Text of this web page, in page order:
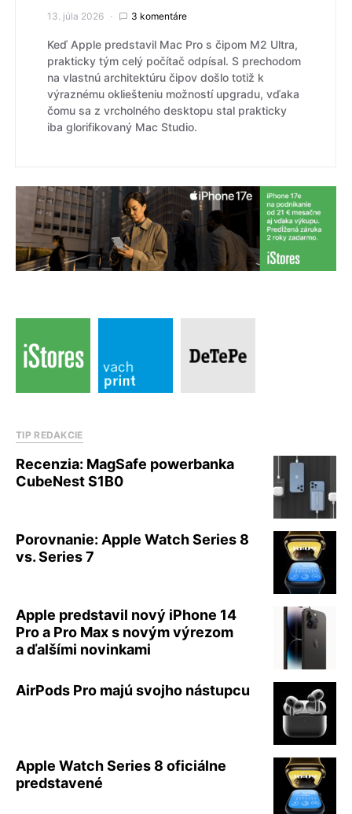
13. júla 2026 3 komentáre
Keď Apple predstavil Mac Pro s čipom M2 Ultra,
prakticky tým celý počítač odpísal. S prechodom
na vlastnú architektúru čipov došlo totiž k
výraznému okliešteniu možností upgradu, vďaka
čomu sa z vrcholného desktopu stal prakticky
iba glorifikovaný Mac Studio.
TIP REDAKCIE
Recenzia: MagSafe powerbanka
CubeNest S1B0
Porovnanie: Apple Watch Series 8
vs. Series 7
Apple predstavil nový iPhone 14
Pro a Pro Max s novým výrezom
a ďalšími novinkami
AirPods Pro majú svojho nástupcu
Apple Watch Series 8 oficiálne
predstavené